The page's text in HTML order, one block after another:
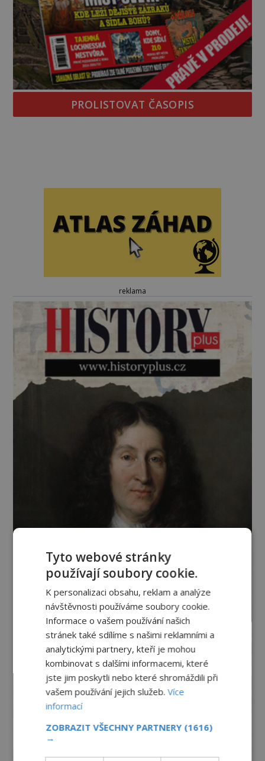
PROLISTOVAT ČASOPIS
reklama
Tyto webové stránky
používají soubory cookie.
K personalizaci obsahu, reklam a analýze
návštěvnosti používáme soubory cookie.
Informace o vašem používání našich
stránek také sdílíme s našimi reklamními a
analytickými partnery, kteří je mohou
kombinovat s dalšími informacemi, které
jste jim poskytli nebo které shromáždili při
vašem používání jejich služeb.Více
informací
ZOBRAZIT VŠECHNY PARTNERY (1616)
→